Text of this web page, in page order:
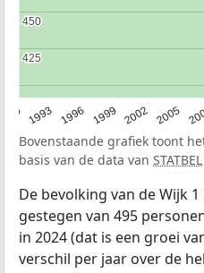
1993 1996 1999 2002 2005
425
425
450
450
Bovenstaande grafiek toont
basis van de data van STATBEL
De bevolking van de Wijk
gestegen van 495
in 2024 (dat is een groei
verschil per jaar over de